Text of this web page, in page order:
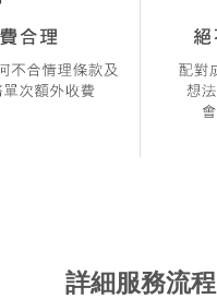
詳細服務流程